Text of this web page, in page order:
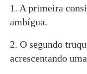
1. A primeira
ambígua.
2. O segundo
acrescentando